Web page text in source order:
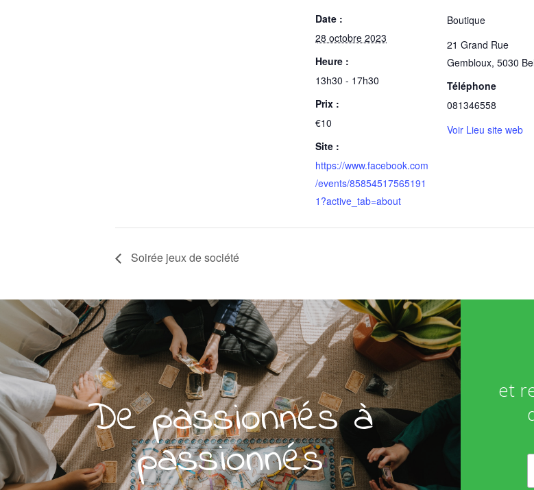
Date :
28 octobre 2023
Heure :
13h30 - 17h30
Prix :
€10
Site :
https://www.facebook.com
/events/85854517565191
1?active_tab=about
Boutique
21 Grand Rue
Gembloux, 5030
Téléphone
081346558
Voir Lieu site web
Soirée jeux de société
De passionnés à
passionnés
et